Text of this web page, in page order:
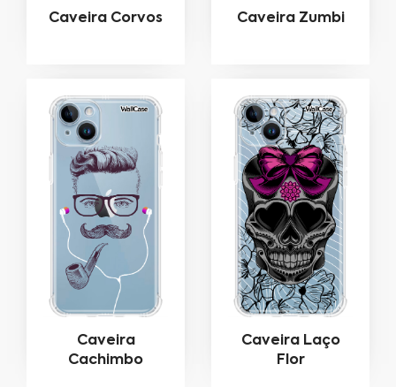
Caveira Corvos Caveira Zumbi
Caveira
Cachimbo
Caveira Laço
Flor